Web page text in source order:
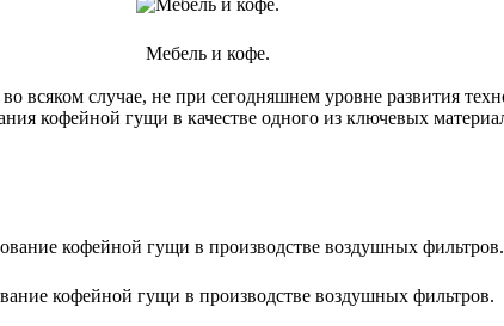
Мебель и кофе.
всяком случае, не при сегодняшнем уровне развития
кофейной гущи в качестве одного из ключевых
кофейной гущи в производстве воздушных фильтров.